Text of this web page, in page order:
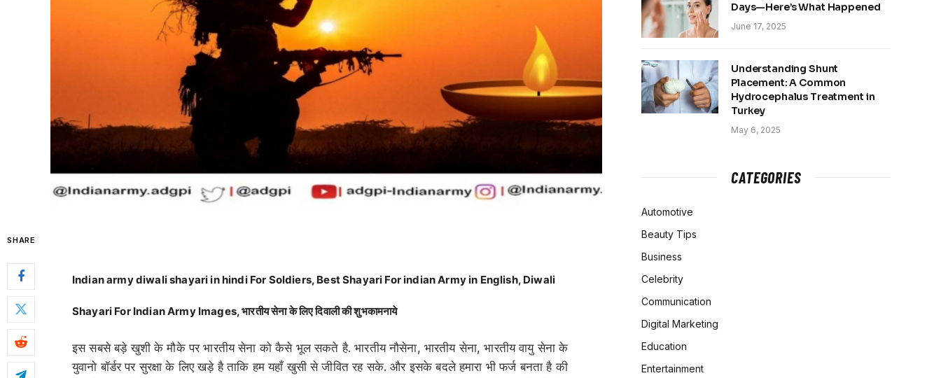
SHARE
Indian army diwali shayari in hindi For Soldiers, Best Shayari For indian Army in English, Diwali
Shayari For Indian Army Images, भारतीय सेना के लिए दिवाली की शुभकामनाये
इस सबसे बड़े खुशी के मौके पर भारतीय सेना को कैसे भूल सकते है. भारतीय नौसेना, भारतीय सेना, भारतीय वायु सेना के
युवानो बॉर्डर पर सुरक्षा के लिए खड़े है ताकि हम यहाँ खुसी से जीवित रह सके. और इसके बदले हमारा भी फर्ज बनता है की
Days—Here’s What Happened
June 17, 2025
Understanding Shunt
Placement: A Common
Hydrocephalus Treatment in
Turkey
May 6, 2025
CATEGORIES
Automotive
Beauty Tips
Business
Celebrity
Communication
Digital Marketing
Education
Entertainment